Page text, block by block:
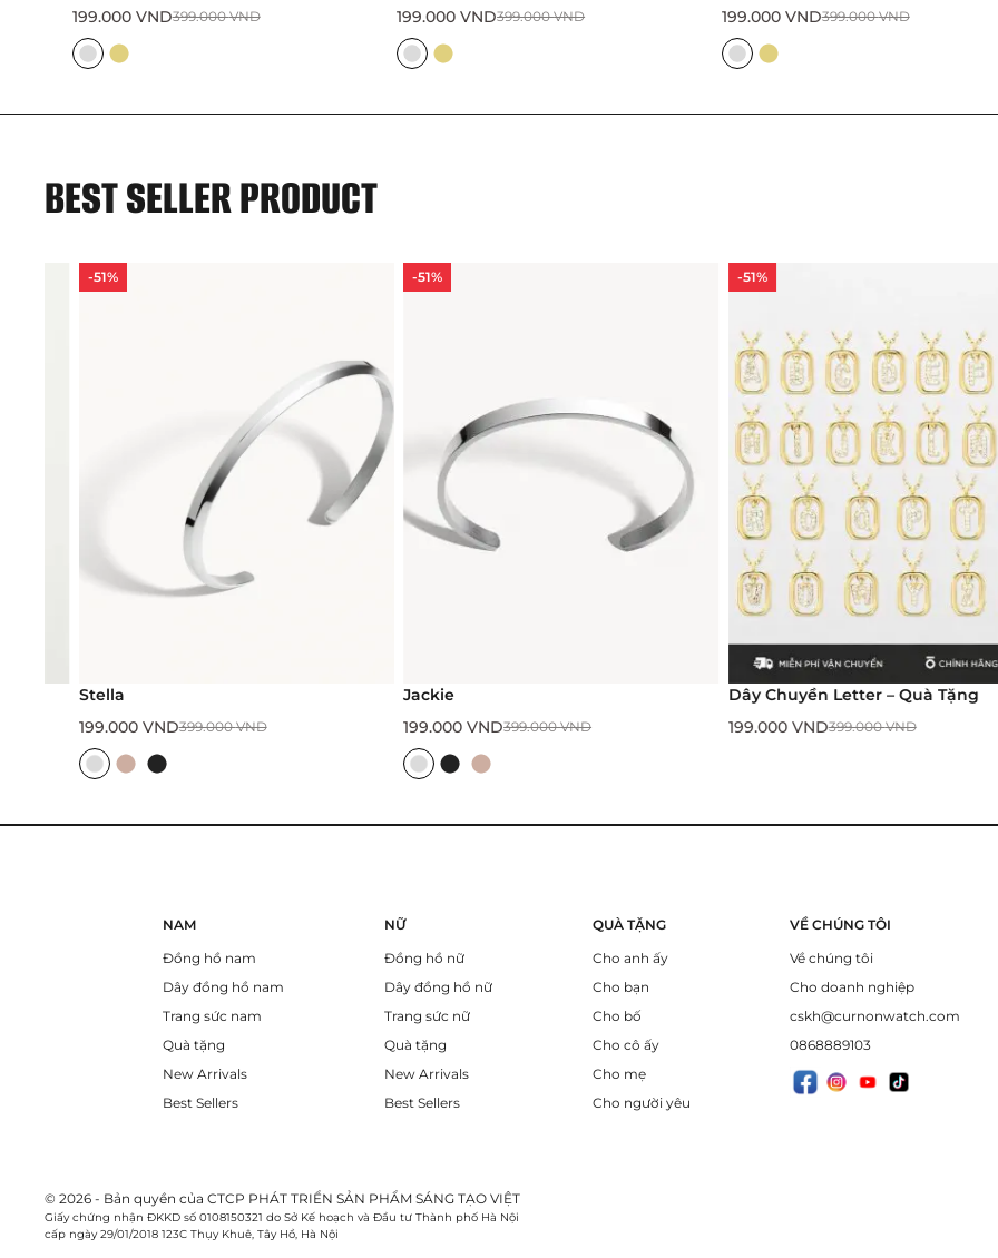
399.000VND
199.000VND 399.000VND
199.000VND 399.000VND
199.000VND
BEST SELLER PRODUCT
Stella
399.000VND
199.000VND
Jackie
399.000VND
199.000VND
Dây Chuyền Letter – Quà Tặng
199.000VND399.000VND
NAM
Đồng hồ nam
Dây đồng hồ nam
Trang sức nam
Quà tặng
New Arrivals
Best Sellers
NỮ
Đồng hồ nữ
Dây đồng hồ nữ
Trang sức nữ
Quà tặng
New Arrivals
Best Sellers
QUÀ TẶNG
Cho anh ấy
Cho bạn
Cho bố
Cho cô ấy
Cho mẹ
Cho người yêu
VỀ CHÚNG TÔI
Về chúng tôi
Cho doanh nghiệp
cskh@curnonwatch.com
0868889103
© 2026 - Bản quyền của CTCP PHÁT TRIỂN SẢN PHẨM SÁNG TẠO VIỆT
Giấy chứng nhận ĐKKD số 0108150321 do Sở Kế hoạch và Đầu tư Thành phố Hà Nội
cấp ngày 29/01/2018 123C Thụy Khuê, Tây Hồ, Hà Nội